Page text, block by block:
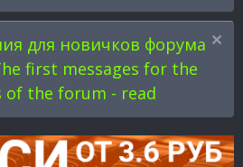
для новичков форума
first messages for the
of the forum - read